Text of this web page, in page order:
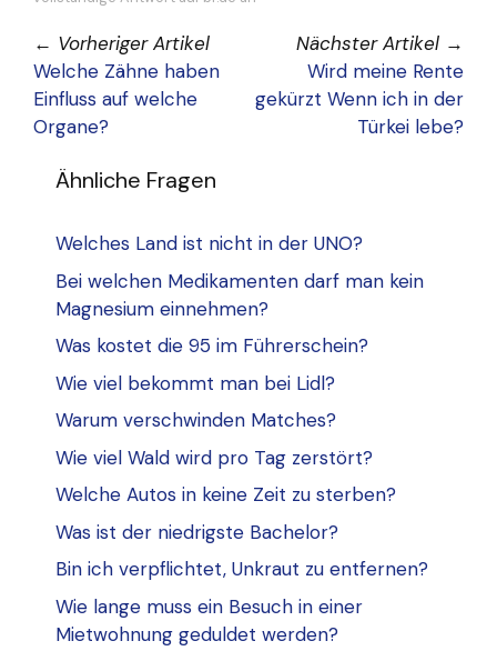
← Vorheriger Artikel
Welche Zähne haben
Einfluss auf welche
Organe?
Nächster Artikel →
Wird meine Rente
gekürzt Wenn ich in der
Türkei lebe?
Ähnliche Fragen
Welches Land ist nicht in der UNO?
Bei welchen Medikamenten darf man kein
Magnesium einnehmen?
Was kostet die 95 im Führerschein?
Wie viel bekommt man bei Lidl?
Warum verschwinden Matches?
Wie viel Wald wird pro Tag zerstört?
Welche Autos in keine Zeit zu sterben?
Was ist der niedrigste Bachelor?
Bin ich verpflichtet, Unkraut zu entfernen?
Wie lange muss ein Besuch in einer
Mietwohnung geduldet werden?